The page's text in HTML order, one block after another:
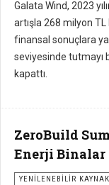
Galata Wind, 2023
artışla 268 milyon TL
finansal sonuçlara
seviyesinde tutmayı
kapattı.
ZeroBuild
Enerji Binalar
YENILENEBILIR